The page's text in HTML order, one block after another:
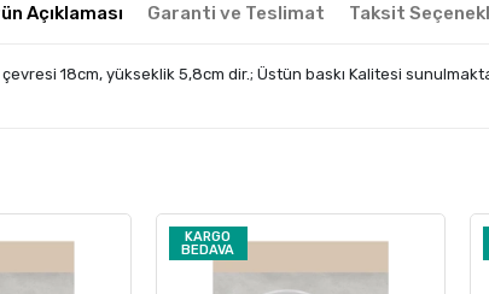
Açıklaması Garanti ve Teslimat Taksit
18cm, yükseklik 5,8cm dir.; Üstün baskı Kalitesi
KARGO
BEDAVA